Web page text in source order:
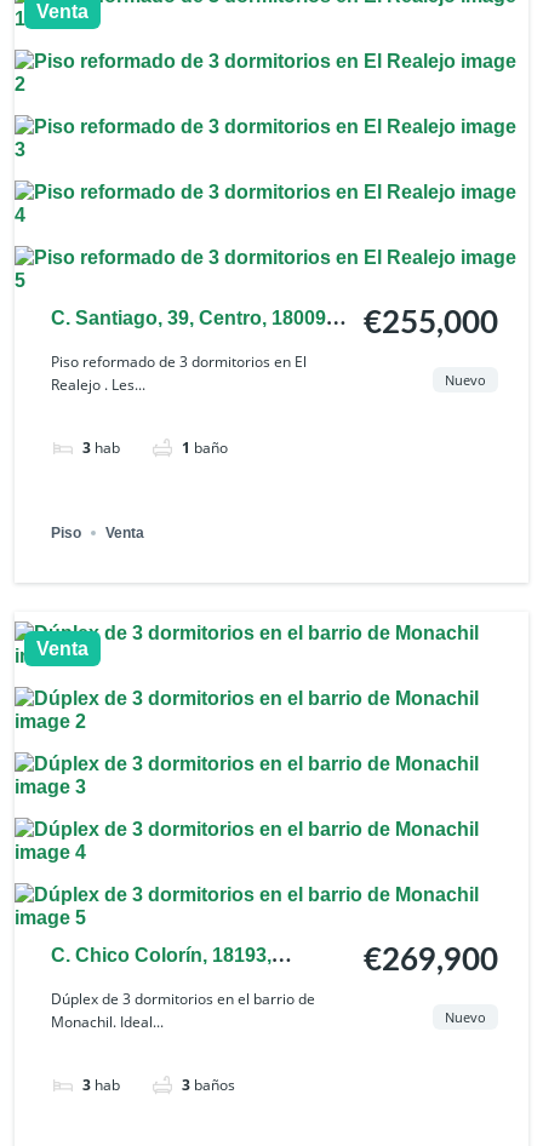
Venta
C. Santiago, 39, Centro, 18009
Granada, España
Piso reformado de 3 dormitorios en El
Realejo . Les...
3 hab 1 baño
€255,000
Nuevo
Piso Venta
Venta
C. Chico Colorín, 18193,
Granada, España
Dúplex de 3 dormitorios en el barrio de
Monachil. Ideal...
3 hab 3 baños
€269,900
Nuevo